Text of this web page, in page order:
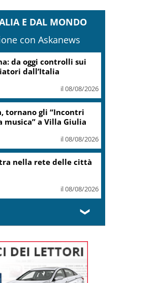
E DAL MONDO
con Askanews
da oggi controlli sui
dall’Italia
il 08/08/2026
tornano gli “Incontri
musica” a Villa Giulia
il 08/08/2026
nella rete delle città
il 08/08/2026
❯